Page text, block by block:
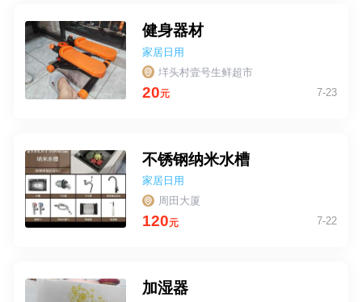
健身器材
家居日用
垟头村壹号生鲜超市
20元 7-23
不锈钢纳米水槽
家居日用
周田大厦
120元 7-22
加湿器